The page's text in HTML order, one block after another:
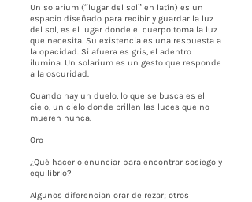
Un solarium (“lugar del sol” en latín) es un
espacio diseñado para recibir y guardar la luz
del sol, es el lugar donde el cuerpo toma la luz
que necesita. Su existencia es una respuesta a
la opacidad. Si afuera es gris, el adentro
ilumina. Un solarium es un gesto que responde
a la oscuridad.
Cuando hay un duelo, lo que se busca es el
cielo, un cielo donde brillen las luces que no
mueren nunca.
Oro
¿Qué hacer o enunciar para encontrar sosiego y
equilibrio?
Algunos diferencian orar de rezar; otros